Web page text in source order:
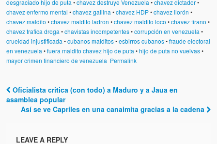
Chavez “such a children lover”)
Los niños de las calles de Venezuela (Children of the streets of
Venezuela)
Luis y El Mono… en armas (Luis and El Mono… armed)
Radio Emisoras y canales de televisión clausurados por el
de Chávez hasta el 2009
desgraciado hijo de puta •chavez destruye Venezuela •chavez dictador•
chavez enfermo mental •chavez gallina •chavez HDP•chavez llorón •
chavez maldito •chavez maldito ladron •chavez maldito loco •chavez tirano •
chavez trafica droga •chavistas incompetentes•corrupción en venezuela •
crueldad injustificada •cubanos malditos•esbirros cubanos•fraude electoral
en venezuela •fuera maldito chavez hijo de puta •hijo de puta no vuelvas•
mayor crimen financiero de venezuela Permalink
Post navigation
Oficialista critica (con todo) a Maduro y a Jaua en
asamblea popular
Así se ve Capriles en una canaimita gracias a la cadena
LEAVE A REPLY